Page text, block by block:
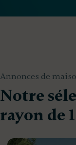
Annonces de
Notre
rayon de